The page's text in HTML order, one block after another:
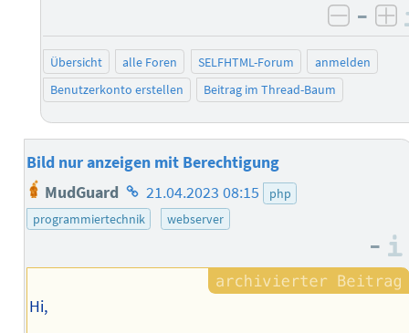
–
Übersicht alle Foren SELFHTML-Forum
anmelden
Benutzerkonto erstellen
Beitrag im Thread-Baum
Bild nur anzeigen mit Berechtigung
MudGuard Homepage
des
21.04.2023 08:15
php
programmiertechnik
webserver
–
Hi,